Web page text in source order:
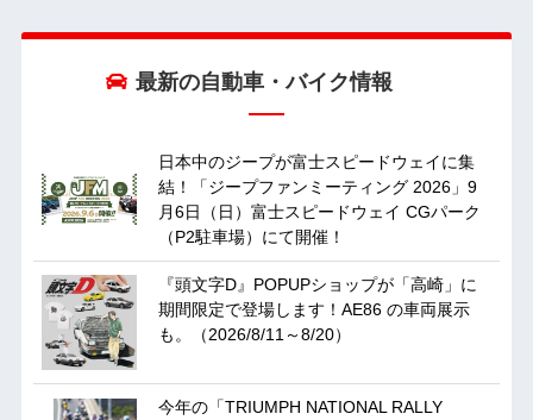
最新の自動車・バイク情報
日本中のジープが富士スピードウェイに集
結！「ジープファンミーティング 2026」9
月6日（日）富士スピードウェイ CGパーク
（P2駐車場）にて開催！
『頭文字D』POPUPショップが「高崎」に
期間限定で登場します！AE86 の車両展示
も。（2026/8/11～8/20）
今年の「TRIUMPH NATIONAL RALLY